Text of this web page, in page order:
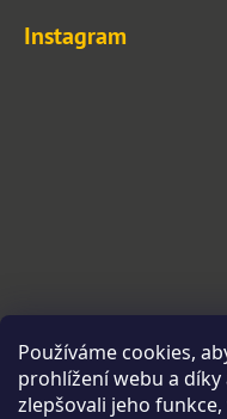
Používáme cookies,
prohlížení webu a
zlepšovali jeho
Instagram